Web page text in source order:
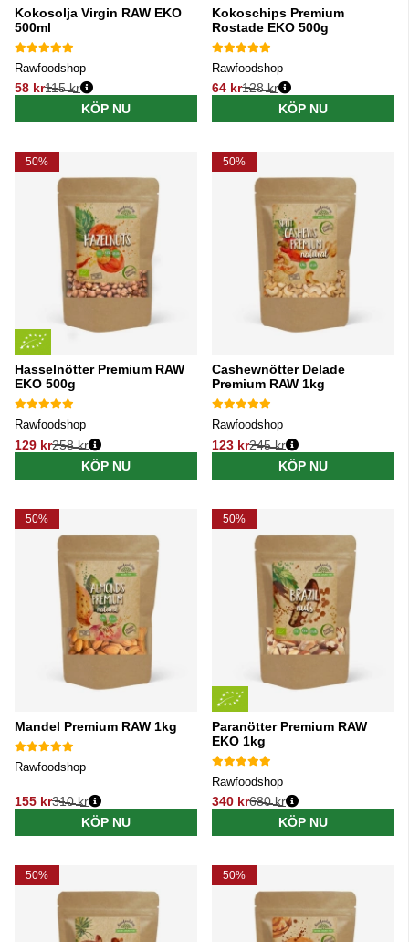
Kokosolja Virgin RAW EKO
500ml
Rawfoodshop
58 kr
Ordinarie pris:
115 kr
KÖP NU
Kokoschips Premium
Rostade EKO 500g
Rawfoodshop
64 kr
Ordinarie pris:
128 kr
KÖP NU
50%
Hasselnötter Premium RAW
EKO 500g
Rawfoodshop
129 kr
Ordinarie pris:
258 kr
KÖP NU
50%
Cashewnötter Delade
Premium RAW 1kg
Rawfoodshop
123 kr
Ordinarie pris:
245 kr
KÖP NU
50%
Mandel Premium RAW 1kg
Rawfoodshop
155 kr
Ordinarie pris:
310 kr
KÖP NU
50%
Paranötter Premium RAW
EKO 1kg
Rawfoodshop
340 kr
Ordinarie pris:
680 kr
KÖP NU
50% 50%